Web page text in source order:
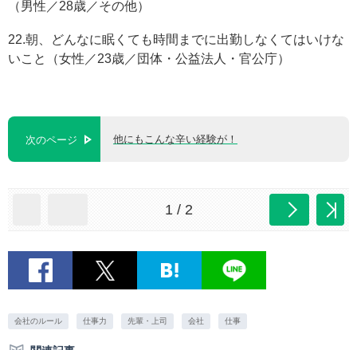
（男性／28歳／その他）
22.朝、どんなに眠くても時間までに出勤しなくてはいけな
いこと（女性／23歳／団体・公益法人・官公庁）
次のページ 他にもこんな辛い経験が！
1 / 2
会社のルール 仕事力 先輩・上司 会社 仕事